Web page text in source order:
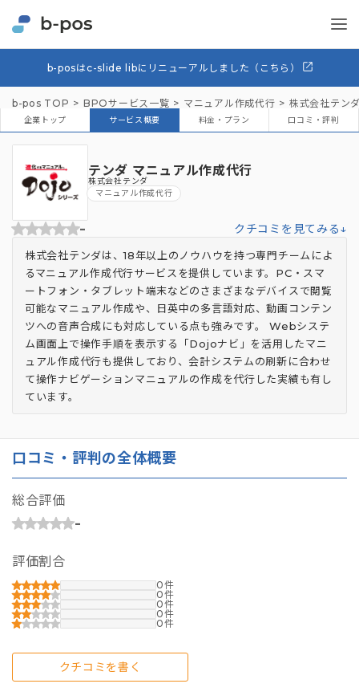
b-posはc-slide libにリニューアルしました（こちら）
b-pos TOP BPOサービス一覧 マニュアル作成代行 株式会社テン
企業トップ サービス概要 料金・プラン 口コミ・評判
テンダ マニュアル作成代行
株式会社テンダ
マニュアル作成代行
- クチコミを見てみる↓
株式会社テンダは、18年以上のノウハウを持つ専門チームによ
るマニュアル作成代行サービスを提供しています。PC・スマ
ートフォン・タブレット端末などのさまざまなデバイスで閲覧
可能なマニュアル作成や、日英中の多言語対応、動画コンテン
ツへの音声合成にも対応している点も強みです。 Webシステ
ム画面上で操作手順を表示する「Dojoナビ」を活用したマニ
ュアル作成代行も提供しており、会計システムの刷新に合わせ
て操作ナビゲーションマニュアルの作成を代行した実績も有し
ています。
口コミ・評判の全体概要
総合評価
-
評価割合
0
0
0
0
0
クチコミを書く